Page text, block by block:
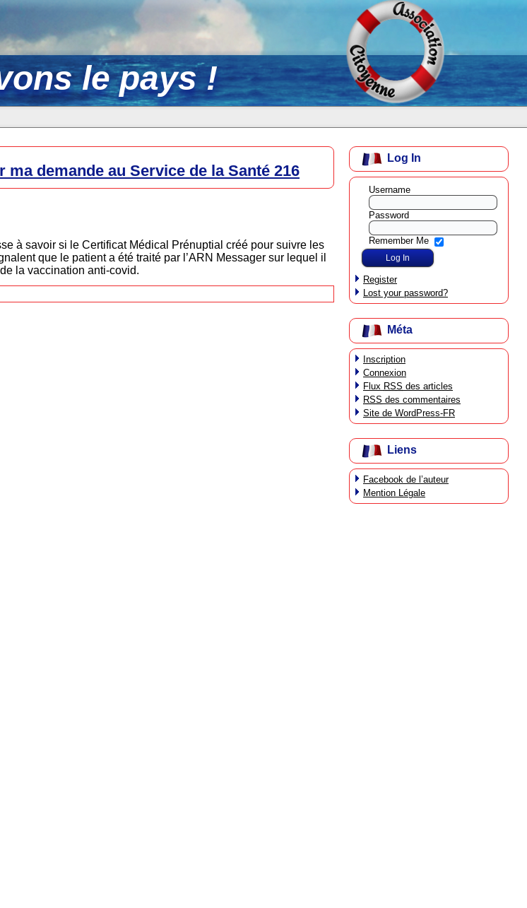
le pays !
demande au Service de la Santé 216
à savoir si le Certificat Médical Prénuptial créé pour suivre les
que le patient a été traité par l’ARN Messager sur lequel il
la vaccination anti-covid.
Log In
Username
Password
Remember Me
Register
Lost your password?
Méta
Inscription
Connexion
Flux RSS des articles
RSS des commentaires
Site de WordPress-FR
Liens
Facebook de l’auteur
Mention Légale